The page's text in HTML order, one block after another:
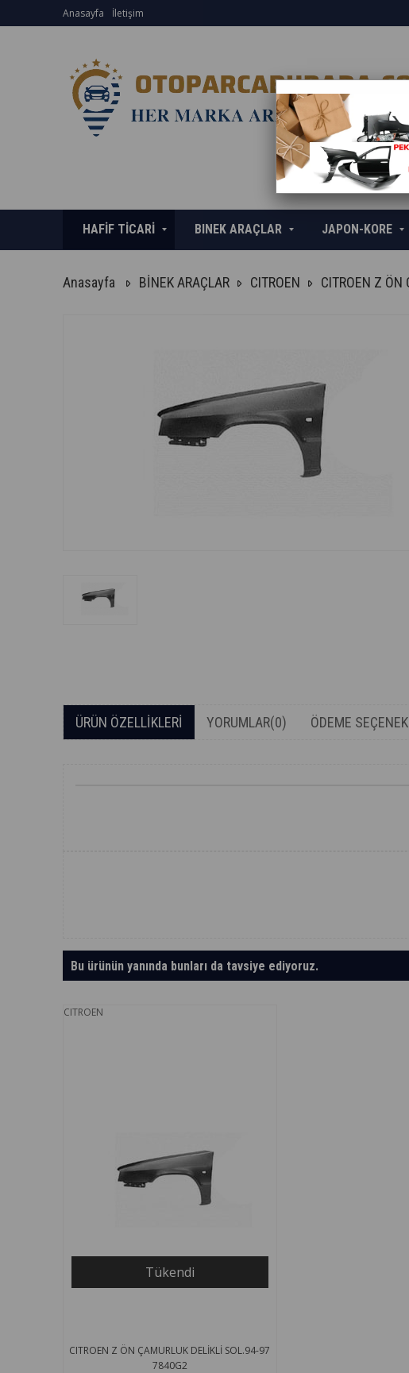
Anasayfa İletişim
HAFİF TİCARİ BINEK ARAÇLAR JAPON-KORE
Anasayfa BİNEK ARAÇLAR CITROEN CITROEN Z
ÜRÜN ÖZELLIKLERI YORUMLAR(0) ÖDEME
Bu ürünün yanında bunları da tavsiye ediyoruz.
CITROEN
Tükendi
CITROEN Z ÖN ÇAMURLUK DELİKLİ SOL.94-97
7840G2